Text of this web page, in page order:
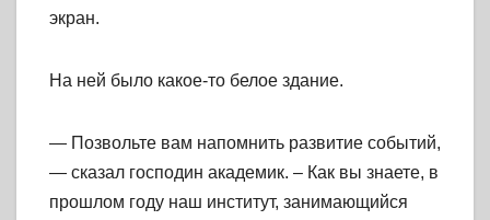
экран.
На ней было какое-то белое здание.
— Позвольте вам напомнить развитие событий,
— сказал господин академик. – Как вы знаете, в
прошлом году наш институт, занимающийся